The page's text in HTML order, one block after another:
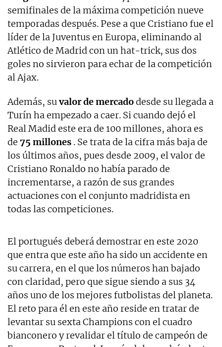
semifinales de la máxima competición nueve
temporadas después. Pese a que Cristiano fue el
líder de la Juventus en Europa, eliminando al
Atlético de Madrid con un hat-trick, sus dos
goles no sirvieron para echar de la competición
al Ajax.
Además, suvalor de mercadodesde su llegada a
Turín ha empezado a caer. Si cuando dejó el
Real Madid este era de 100 millones, ahora es
de 75 millones . Se trata de la cifra más baja de
los últimos años, pues desde 2009, el valor de
Cristiano Ronaldo no había parado de
incrementarse, a razón de sus grandes
actuaciones con el conjunto madridista en
todas las competiciones.
El portugués deberá demostrar en este 2020
que entra que este año ha sido un accidente en
su carrera, en el que los números han bajado
con claridad, pero que sigue siendo a sus 34
años uno de los mejores futbolistas del planeta.
El reto para él en este año reside en tratar de
levantar su sexta Champions con el cuadro
bianconero y revalidar el título de campeón de